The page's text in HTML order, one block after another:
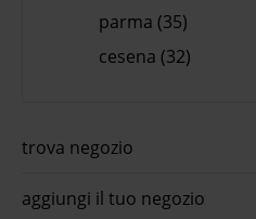
parma (35)
cesena (32)
trova negozio
aggiungi il tuo negozio